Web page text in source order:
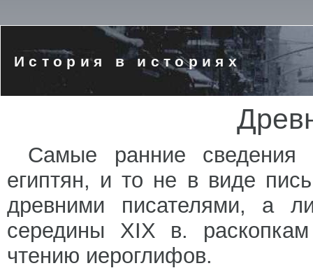
История в историях
Самые ранние
египтян, и то не в виде
древними писателями, а
середины XIX в.
чтению иероглифов.